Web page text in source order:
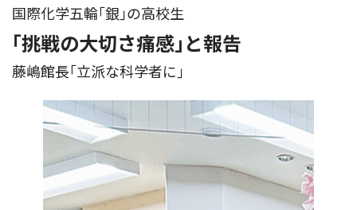
国際化学五輪｢銀｣の高校生
｢挑戦の大切さ痛感｣と報告
藤嶋館長｢立派な科学者に｣